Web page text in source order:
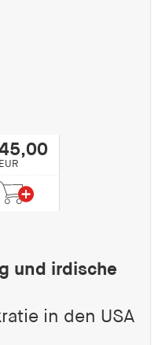
EUR
und irdische
in den USA